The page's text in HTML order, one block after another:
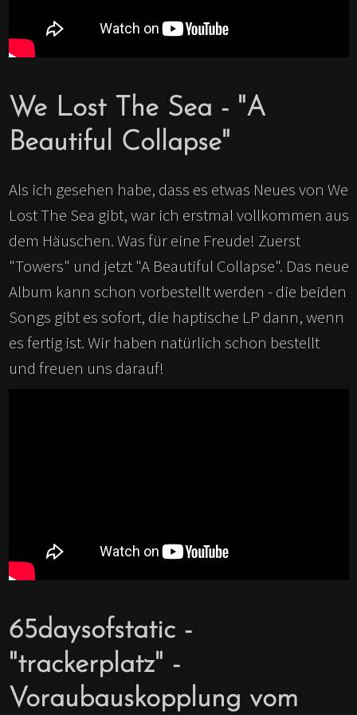
We Lost The Sea - "A
Beautiful Collapse"
Als ich gesehen habe, dass es etwas Neues von We
Lost The Sea gibt, war ich erstmal vollkommen aus
dem Häuschen. Was für eine Freude! Zuerst
"Towers" und jetzt "A Beautiful Collapse". Das neue
Album kann schon vorbestellt werden - die beiden
Songs gibt es sofort, die haptische LP dann, wenn
es fertig ist. Wir haben natürlich schon bestellt
und freuen uns darauf!
65daysofstatic -
"trackerplatz" -
Voraubauskopplung vom